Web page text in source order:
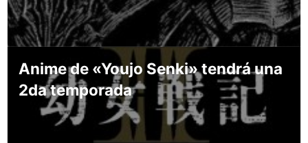
Anime de «Youjo Senki» tendrá una
2da temporada